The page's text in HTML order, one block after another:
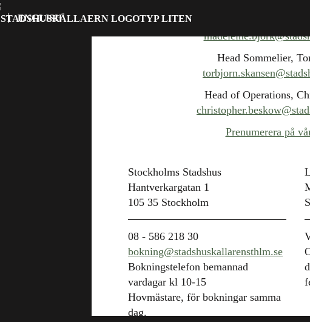
ENGLISH
Head Sommelier,
Head of Operations,
Prenumerera på
Stockholms Stadshus
Hantverkargatan 1
105 35 Stockholm
08 - 586 218 30
bokning@stadshuskallarensthlm.se
Bokningstelefon bemannad
vardagar kl 10-15
Hovmästare, för bokningar samma
dag.